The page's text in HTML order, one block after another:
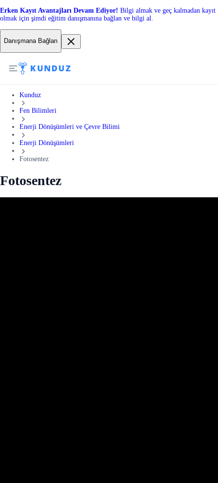
Erken Kayıt Avantajları Devam Ediyor! Bilgi almak ve geç kalmadan kayıt
olmak için şimdi eğitim danışmanına bağlan ve bilgi al.
Danışmana Bağlan
Kunduz
Fen Bilimleri
Enerji Dönüşümleri ve Çevre Bilimi
Enerji Dönüşümleri
Fotosentez
Fotosentez